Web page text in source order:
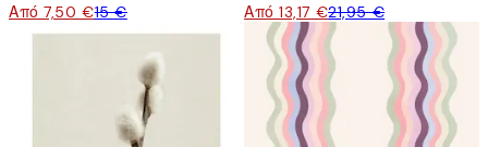
Από 7,50 €15 € Από 13,17 €21,95 €